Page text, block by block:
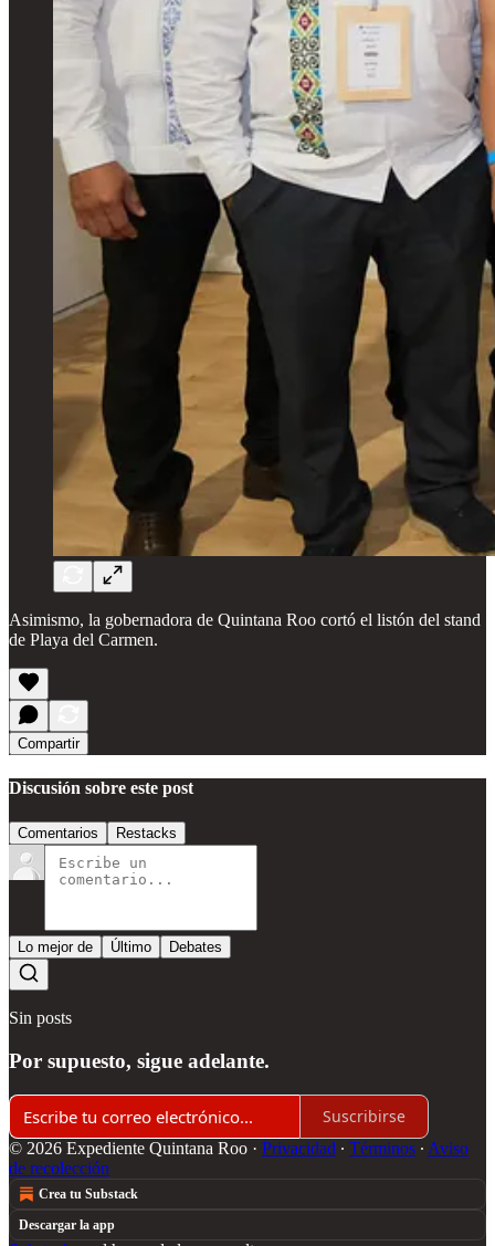
Asimismo, la gobernadora de Quintana Roo cortó el listón del stand
de Playa del Carmen.
Compartir
Discusión sobre este post
Comentarios Restacks
Lo mejor de Último Debates
Sin posts
Por supuesto, sigue adelante.
Suscribirse
© 2026 Expediente Quintana Roo · Privacidad ∙ Términos ∙ Aviso
de recolección
Crea tu Substack
Descargar la app